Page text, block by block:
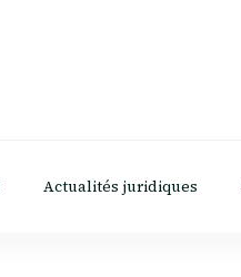
Actualités juridiques